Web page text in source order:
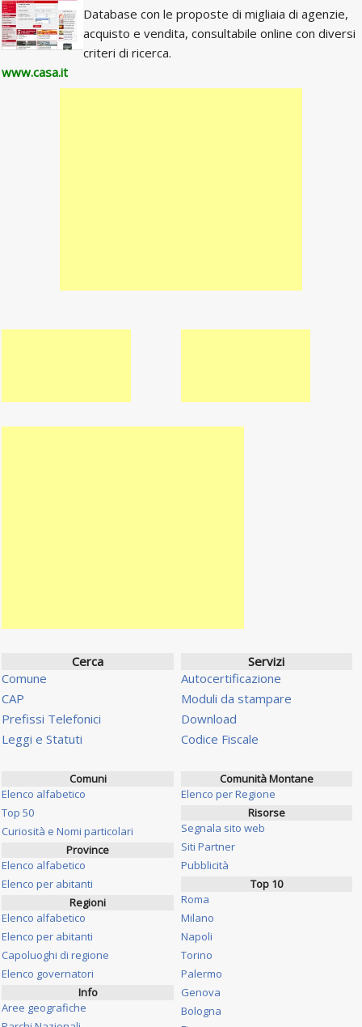
Database con le proposte di migliaia di agenzie,
acquisto e vendita, consultabile online con diversi
criteri di ricerca.
www.casa.it
Cerca
Comune
CAP
Prefissi Telefonici
Leggi e Statuti
Servizi
Autocertificazione
Moduli da stampare
Download
Codice Fiscale
Comuni
Elenco alfabetico
Top 50
Curiosità e Nomi particolari
Province
Elenco alfabetico
Elenco per abitanti
Regioni
Elenco alfabetico
Elenco per abitanti
Capoluoghi di regione
Elenco governatori
Info
Aree geografiche
Comunità Montane
Elenco per Regione
Risorse
Segnala sito web
Siti Partner
Pubblicità
Top 10
Roma
Milano
Napoli
Torino
Palermo
Genova
Bologna